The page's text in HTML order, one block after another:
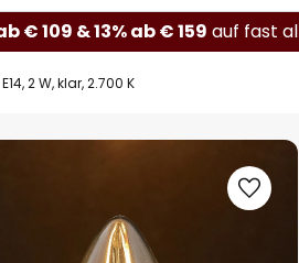
€ 109 & 13% ab € 159 auf fast
2 W, klar, 2.700 K